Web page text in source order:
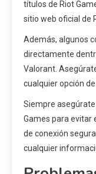
títulos de Riot
sitio web oficial de
Además, algunos
directamente
Valorant.
cualquier opción
Siempre
Games para evitar
de conexión
cualquier